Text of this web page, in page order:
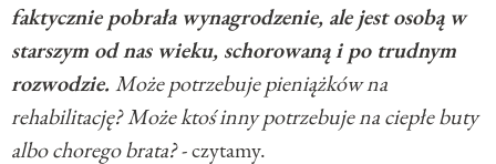
faktycznie pobrała wynagrodzenie, ale jest osobą w
starszym od nas wieku, schorowaną i po trudnym
rozwodzie. Może potrzebuje pieniążków na
rehabilitację? Może ktoś inny potrzebuje na ciepłe buty
albo chorego brata?- czytamy.